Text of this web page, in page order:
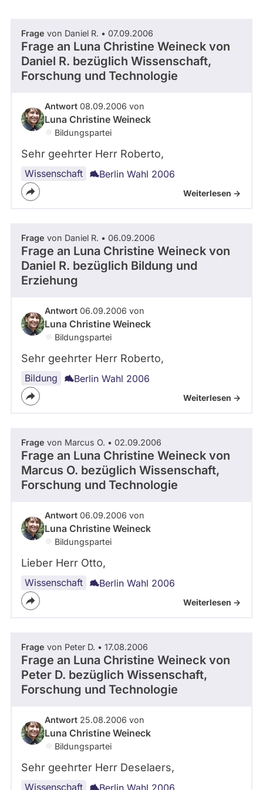
befragt
werden.
Thema
- Alle -
Antwort Status
- Alle -
Frage von Daniel R. • 07.09.2006
Frage an Luna Christine Weineck von
Daniel R. bezüglich Wissenschaft,
Forschung und Technologie
Antwort 08.09.2006 von
Luna Christine Weineck
Bildungspartei
Sehr geehrter Herr Roberto,
Wissenschaft Berlin Wahl 2006
Weiterlesen ->
Frage von Daniel R. • 06.09.2006
Frage an Luna Christine Weineck von
Daniel R. bezüglich Bildung und
Erziehung
Antwort 06.09.2006 von
Luna Christine Weineck
Bildungspartei
Sehr geehrter Herr Roberto,
Bildung Berlin Wahl 2006
Weiterlesen ->
Frage von Marcus O. • 02.09.2006
Frage an Luna Christine Weineck von
Marcus O. bezüglich Wissenschaft,
Forschung und Technologie
Antwort 06.09.2006 von
Luna Christine Weineck
Bildungspartei
Lieber Herr Otto,
Wissenschaft Berlin Wahl 2006
Weiterlesen ->
Frage von Peter D. • 17.08.2006
Frage an Luna Christine Weineck von
Peter D. bezüglich Wissenschaft,
Forschung und Technologie
Antwort 25.08.2006 von
Luna Christine Weineck
Bildungspartei
Sehr geehrter Herr Deselaers,
Wissenschaft Berlin Wahl 2006